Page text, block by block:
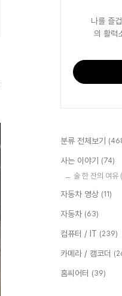
나를 즐
의 활력
분류 전체보기
사는 이야기 (74)
술 한 잔의 여유
자동차 영상 (11)
자동차 (63)
컴퓨터 / IT (239)
카메라 / 캠코더
홈씨어터 (39)